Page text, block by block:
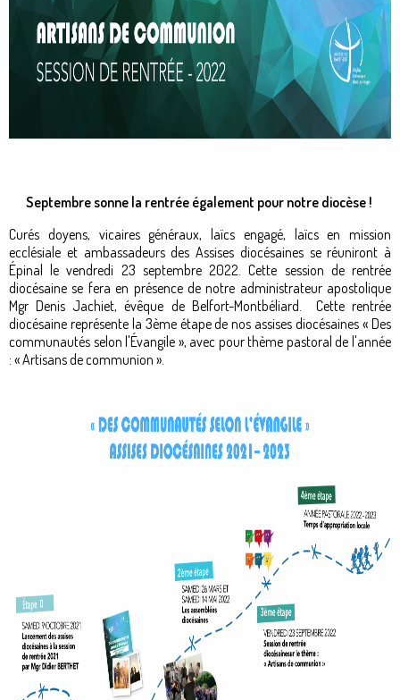
Septembre sonne la rentrée également pour notre diocèse !
Curés doyens, vicaires généraux, laïcs engagé, laïcs en mission
ecclésiale et ambassadeurs des Assises diocésaines se réuniront à
Épinal le vendredi 23 septembre 2022. Cette session de rentrée
diocésaine se fera en présence de notre administrateur apostolique
Mgr Denis Jachiet, évêque de Belfort-Montbéliard. Cette rentrée
diocésaine représente la 3ème étape de nos assises diocésaines « Des
communautés selon l'Évangile », avec pour thème pastoral de l'année
: « Artisans de communion ».